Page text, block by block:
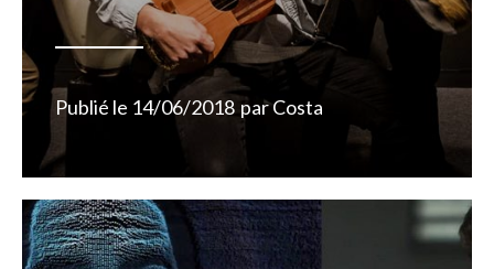
Publié le 14/06/2018 parCosta